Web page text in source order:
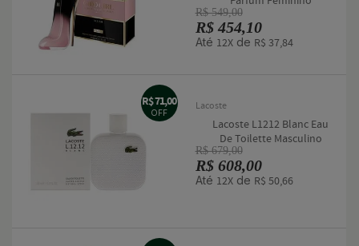
R$ 549,00
R$ 454,10
Até 12Xde R$ 37,84
R$ 71,00
OFF
Lacoste
Lacoste L1212 Blanc Eau
De Toilette Masculino
R$ 679,00
R$ 608,00
Até 12Xde R$ 50,66